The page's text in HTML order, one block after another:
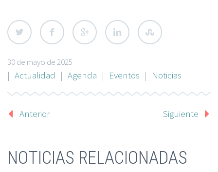
30 de mayo de 2025
| Actualidad | Agenda | Eventos | Noticias
Anterior Siguiente
NOTICIAS RELACIONADAS